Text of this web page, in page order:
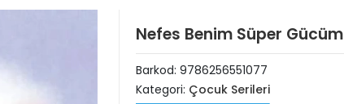
Nefes Benim Süper Gücüm
Barkod: 9786256551077
Kategori: Çocuk Serileri